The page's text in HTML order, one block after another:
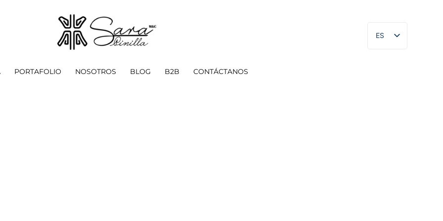
ES
EN
PORTAFOLIO NOSOTROS BLOG B2B CONTÁCTANOS